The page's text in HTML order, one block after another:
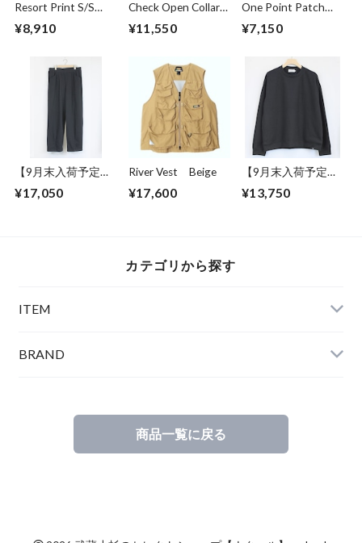
Resort Print S/S
Shirts Ivory
¥8,910
Check Open Collar
Shirts Navy
¥11,550
One Point Patch
Pocket T-shirts
Sunset
¥7,150
【9月末入荷予定】
Sweat Wide Easy
Pants Black
¥17,050
River Vest Beige
¥17,600
【9月末入荷予定】
Over Size Knit Cut &
Sewn Black
¥13,750
カテゴリから探す
ITEM
BRAND
商品一覧に戻る